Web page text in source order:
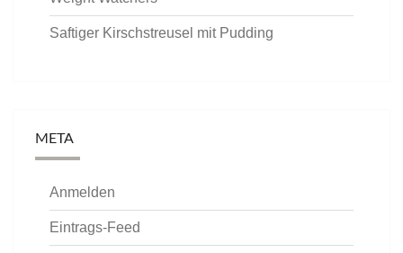
Saftiger Kirschstreusel mit Pudding
META
Anmelden
Eintrags-Feed